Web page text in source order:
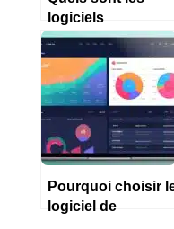
logiciels
comptables les
plus utilisés ?
Pourquoi choisir
logiciel de